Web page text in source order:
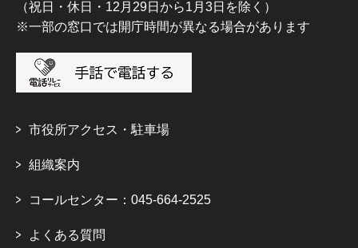
（祝日・休日・12月29日から1月3日を除く）
※一部の窓口では開庁時間が異なる場合があります
市役所アクセス・駐車場
組織案内
コールセンター：045-664-2525
よくある質問